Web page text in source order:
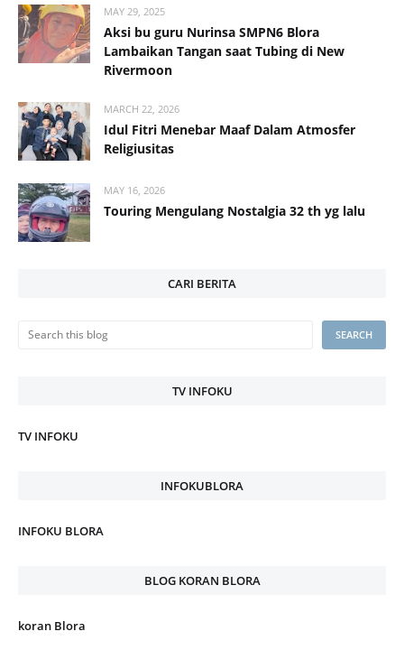
MAY 29, 2025
Aksi bu guru Nurinsa SMPN6 Blora
Lambaikan Tangan saat Tubing di New
Rivermoon
MARCH 22, 2026
Idul Fitri Menebar Maaf Dalam Atmosfer
Religiusitas
MAY 16, 2026
Touring Mengulang Nostalgia 32 th yg lalu
CARI BERITA
TV INFOKU
TV INFOKU
INFOKUBLORA
INFOKU BLORA
BLOG KORAN BLORA
koran Blora